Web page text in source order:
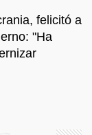
felicitó a
"Ha